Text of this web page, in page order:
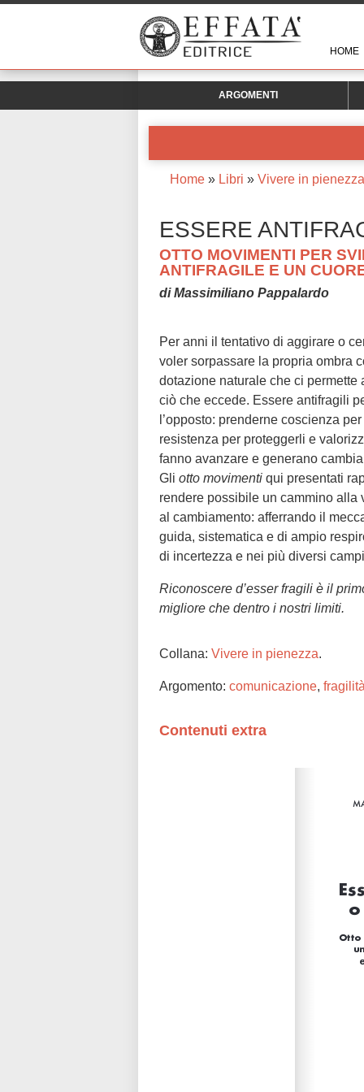
HOME
ARGOMENTI
Home » Libri » Vivere in pienezza
ESSERE
OTTO MOVIMENTI PER
ANTIFRAGILE E UN
di Massimiliano Pappalardo
Per anni il tentativo di aggirare o
voler sorpassare la propria ombra
dotazione naturale che ci permette
ciò che eccede. Essere antifragili
l’opposto: prenderne coscienza
resistenza per proteggerli e
fanno avanzare e generano
Gli otto movimenti qui presentati
rendere possibile un cammino alla
al cambiamento: afferrando il
guida, sistematica e di ampio
di incertezza e nei più diversi
Riconoscere d’esser fragili è il
migliore che dentro i nostri limiti.
Collana: Vivere in pienezza.
Argomento: comunicazione,
Contenuti extra